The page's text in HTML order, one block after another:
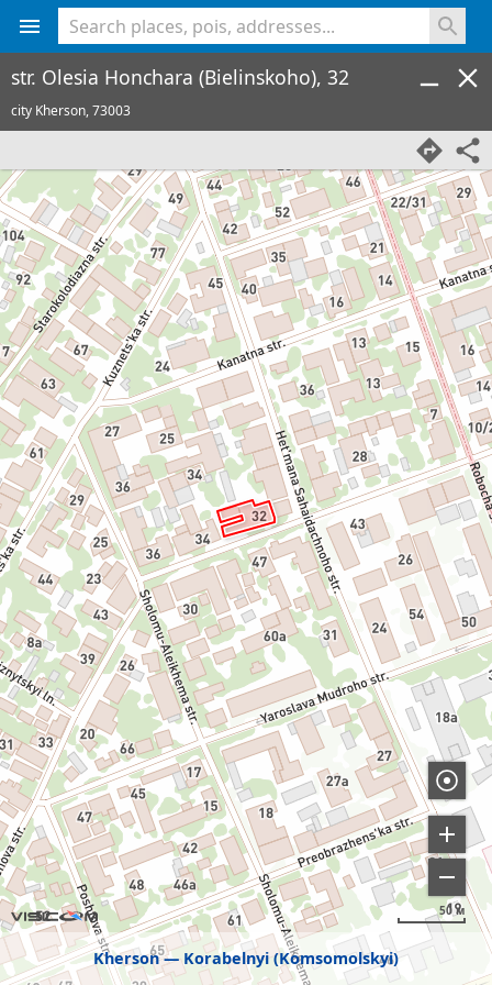
Kherson Korabelnyi (Komsomolskyi)
50 м
str. Olesia Honchara (Bielinskoho), 32
city Kherson,73003
<% console.log(hcard) %>